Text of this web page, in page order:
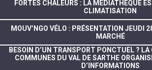
FORTES CHALEURS : LA MÉDIATHÈQUE
CLIMATISATION
MOUV’NGO VÉLO : PRÉSENTATION JEUDI
MARCHÉ
BESOIN D’UN TRANSPORT PONCTUEL ?
COMMUNES DU VAL DE SARTHE
D’INFORMATIONS